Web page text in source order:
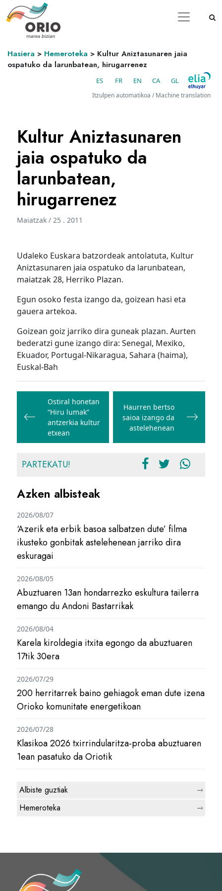
Hasiera > Hemeroteka > Kultur Aniztasunaren jaia
ospatuko da larunbatean, hirugarrenez
ES FR EN CA GL
Itzulpen automatikoa / Machine translation
Kultur Aniztasunaren
jaia ospatuko da
larunbatean,
hirugarrenez
Maiatzak / 25 . 2011
Udaleko Euskara batzordeak antolatuta, Kultur
Aniztasunaren jaia ospatuko da larunbatean,
maiatzak 28, Herriko Plazan.
Egun osoko festa izango da, goizean hasi eta
gauera artekoa.
Goizean goiz jarriko dira guneak plazan. Aurten
bederatzi gune izango dira: Senegal, Mexiko,
Ekuador, Portugal-Nikaragua, Sahara (haima),
Euskal-Bah
Bidalketetan
zehar
nabigatu
Ostiral honetan
“Hiru lumak”
antzerkia kultur
etxean
Haurren bertso
saioa izango da
astelehenean
PARTEKATU!
Azken albisteak
‘Azerik eta erbik basoa salbatzen dute’ filma
ikusteko gonbitak astelehenean jarriko dira
eskuragai
2026/08/07
Abuztuaren 13an hondarrezko eskultura tailerra
emango du Andoni Bastarrikak
2026/08/05
Karela kiroldegia itxita egongo da abuztuaren
17tik 30era
2026/08/04
200 herritarrek baino gehiagok eman dute izena
Orioko komunitate energetikoan
2026/07/29
Klasikoa 2026 txirrindularitza-proba abuztuaren
1ean pasatuko da Oriotik
2026/07/28
Albiste guztiak
Hemeroteka